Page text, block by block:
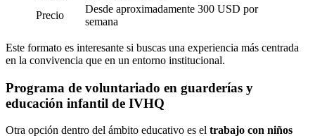
Precio
Desde aproximadamente 300 USD por
semana
Este formato es interesante si buscas una experiencia más centrada
en la convivencia que en un entorno institucional.
Programa de voluntariado en guarderías y
educación infantil de IVHQ
Otra opción dentro del ámbito educativo es el trabajo con niños